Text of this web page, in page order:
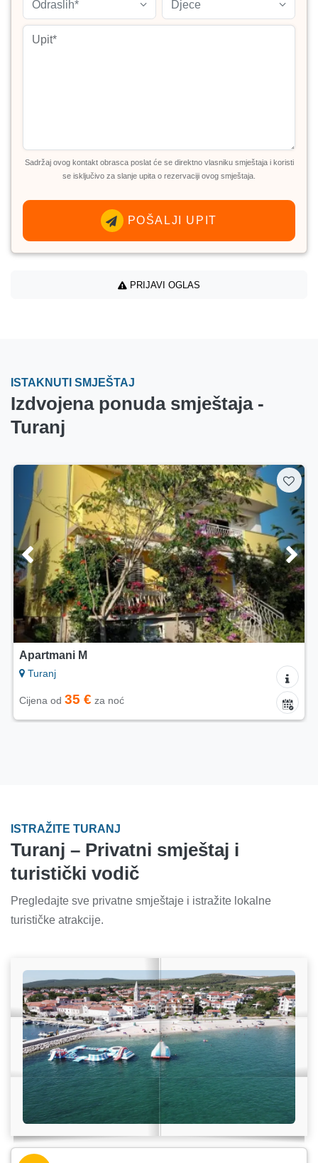
Odraslih* Djece
Sadržaj ovog kontakt obrasca poslat će se direktno vlasniku smještaja i koristi
se isključivo za slanje upita o rezervaciji ovog smještaja.
POŠALJI UPIT
PRIJAVI OGLAS
ISTAKNUTI SMJEŠTAJ
Izdvojena ponuda smještaja -
Turanj
Apartmani M
Turanj
Cijena od 35 € za noć
ISTRAŽITE TURANJ
Turanj – Privatni smještaj i
turistički vodič
Pregledajte sve privatne smještaje i istražite lokalne
turističke atrakcije.